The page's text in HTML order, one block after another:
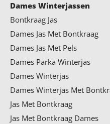
Dames Winterjassen
Bontkraag Jas
Dames Jas Met Bontkraag
Dames Jas Met Pels
Dames Parka Winterjas
Dames Winterjas
Dames Winterjas Met
Jas Met Bontkraag
Jas Met Bontkraag Dames